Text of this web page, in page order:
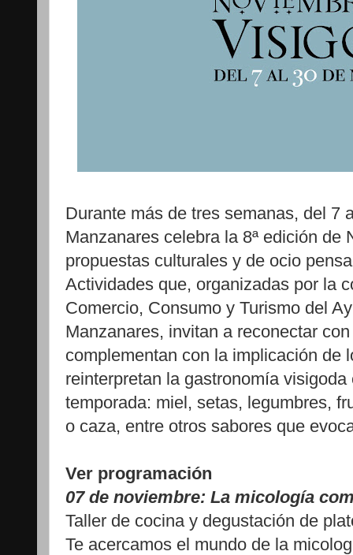
Durante más de tres semanas, del 7
Manzanares celebra la 8ª edición de
propuestas culturales y de ocio
Actividades que, organizadas por la
Comercio, Consumo y Turismo del
Manzanares, invitan a reconectar
complementan con la implicación de
reinterpretan la gastronomía
temporada: miel, setas, legumbres,
o caza, entre otros sabores que
Ver programación
07 de noviembre: La micología
Taller de cocina y degustación de
Te acercamos el mundo de la